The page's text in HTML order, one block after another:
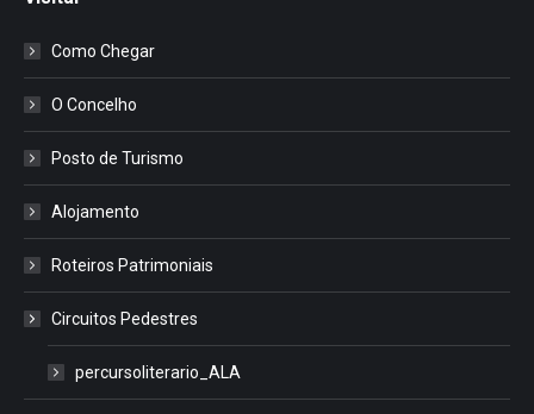
Como Chegar
O Concelho
Posto de Turismo
Alojamento
Roteiros Patrimoniais
Circuitos Pedestres
percursoliterario_ALA